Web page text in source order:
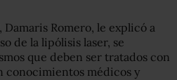
Damaris Romero, le explicó a
de la lipólisis laser, se
que deben ser tratados con
conocimientos médicos y